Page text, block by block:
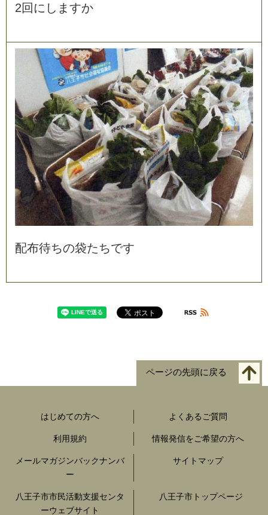
2回に し ま すか
配布待ちの袋たちです
ページの先頭に戻る
はじめての方へ よくあるご質問
利用規約 情報発信をご希望の方へ
メールマガジンバックナンバ
ー
サイトマップ
八王子市市民活動支援センタ
ーウェブサイト
八王子市トップページ